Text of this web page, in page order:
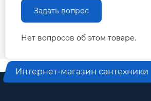
Задать вопрос
Нет вопросов об этом товаре.
Интернет-магазин сантехники